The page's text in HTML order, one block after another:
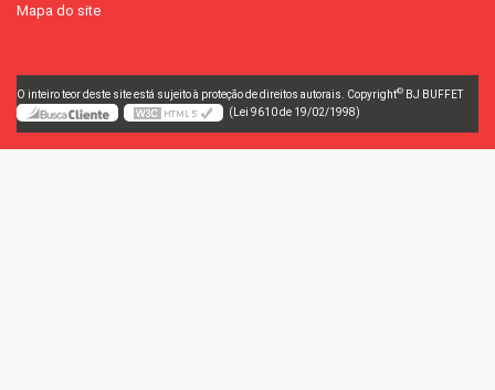
Mapa do site
O inteiro teor deste site está sujeito à proteção de direitos autorais. Copyright© BJ BUFFET
(Lei 9610 de 19/02/1998)